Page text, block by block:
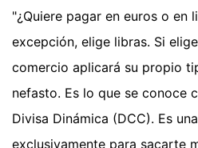
"¿Quiere pagar en euros o en
excepción, elige libras. Si
comercio aplicará su propio
nefasto. Es lo que se conoce
Divisa Dinámica (DCC). Es
exclusivamente para sacarte